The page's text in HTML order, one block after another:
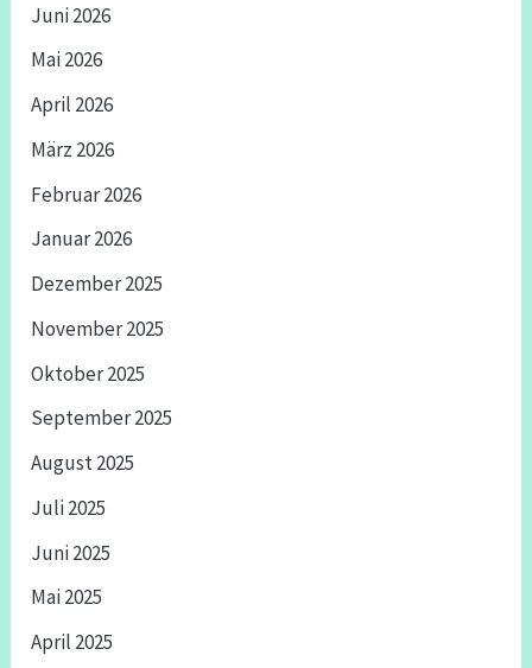
Juni 2026
Mai 2026
April 2026
März 2026
Februar 2026
Januar 2026
Dezember 2025
November 2025
Oktober 2025
September 2025
August 2025
Juli 2025
Juni 2025
Mai 2025
April 2025